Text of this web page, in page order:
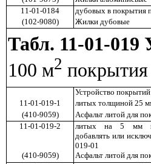
11-01-0184
дубовых в покрытия
(102-9080)
Жилки дубовые
Табл. 11-01-019
100 м2 покрытия
Устройство
11-01-019-1
литых толщиной 25
(410-9059) Асфальт литой для
11-01-019-2
литых на 5 мм
добавлять или
019-01
(410-9059) Асфальт литой для